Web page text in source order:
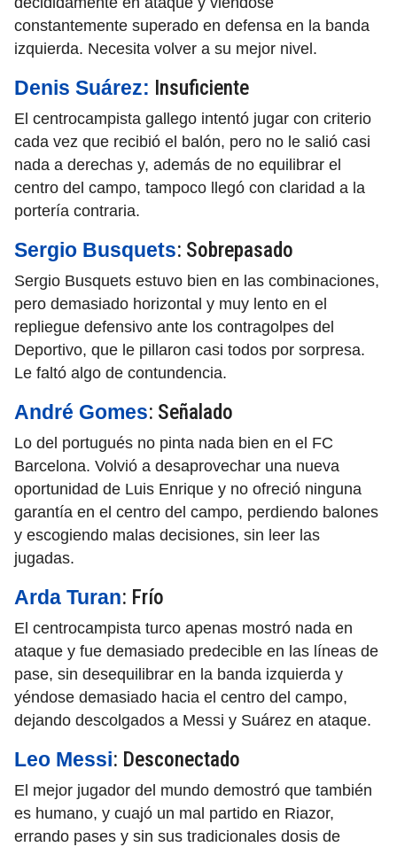
constantemente superado en defensa en la banda
izquierda. Necesita volver a su mejor nivel.
Denis Suárez: Insuficiente
El centrocampista gallego intentó jugar con criterio
cada vez que recibió el balón, pero no le salió casi
nada a derechas y, además de no equilibrar el
centro del campo, tampoco llegó con claridad a la
portería contraria.
Sergio Busquets: Sobrepasado
Sergio Busquets estuvo bien en las combinaciones,
pero demasiado horizontal y muy lento en el
repliegue defensivo ante los contragolpes del
Deportivo, que le pillaron casi todos por sorpresa.
Le faltó algo de contundencia.
André Gomes: Señalado
Lo del portugués no pinta nada bien en el FC
Barcelona. Volvió a desaprovechar una nueva
oportunidad de Luis Enrique y no ofreció ninguna
garantía en el centro del campo, perdiendo balones
y escogiendo malas decisiones, sin leer las
jugadas.
Arda Turan: Frío
El centrocampista turco apenas mostró nada en
ataque y fue demasiado predecible en las líneas de
pase, sin desequilibrar en la banda izquierda y
yéndose demasiado hacia el centro del campo,
dejando descolgados a Messi y Suárez en ataque.
Leo Messi: Desconectado
El mejor jugador del mundo demostró que también
es humano, y cuajó un mal partido en Riazor,
errando pases y sin sus tradicionales dosis de